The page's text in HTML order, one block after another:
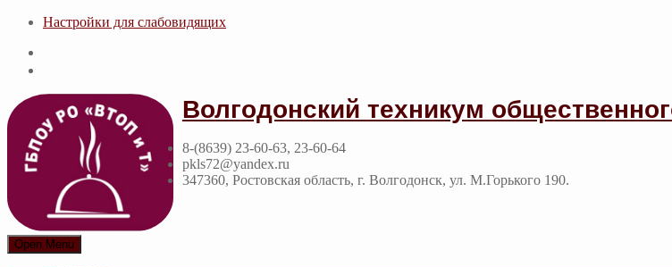
Настройки для cлабовидящих
Волгодонский техникум
8-(8639) 23-60-63, 23-60-64
pkls72@yandex.ru
347360, Ростовская область, г. Волгодонск, ул. М.Горького 190.
Open Menu